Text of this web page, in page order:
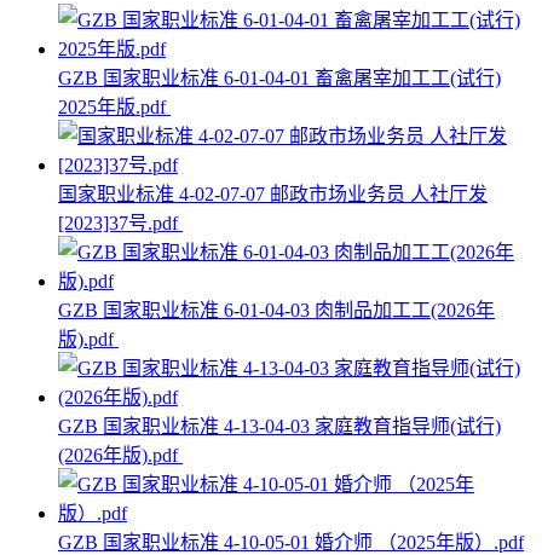
GZB 国家职业标准 6-01-04-01 畜禽屠宰加工工(试行)
2025年版.pdf
国家职业标准 4-02-07-07 邮政市场业务员 人社厅发
[2023]37号.pdf
GZB 国家职业标准 6-01-04-03 肉制品加工工(2026年
版).pdf
GZB 国家职业标准 4-13-04-03 家庭教育指导师(试行)
(2026年版).pdf
GZB 国家职业标准 4-10-05-01 婚介师 （2025年版）.pdf